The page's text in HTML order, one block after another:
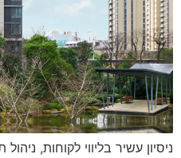
ניסיון עשיר בליווי לקוחות,